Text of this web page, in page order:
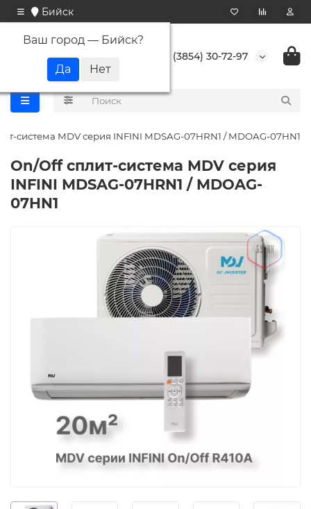
Бийск
Ваш город — Бийск?
+7 (3854) 30-72-97
система MDV серия INFINI MDSAG-07HRN1 / MDOAG-07HN1
On/Off cплит-система MDV серия
INFINI MDSAG-07HRN1 / MDOAG-
07HN1